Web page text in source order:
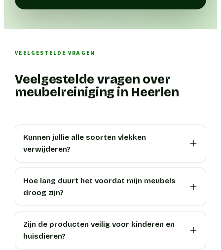
VEELGESTELDE VRAGEN
Veelgestelde vragen over
meubelreiniging in Heerlen
Kunnen jullie alle soorten vlekken
verwijderen?
Hoe lang duurt het voordat mijn meubels
droog zijn?
Zijn de producten veilig voor kinderen en
huisdieren?